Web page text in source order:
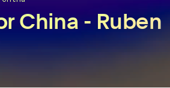
China - Ruben